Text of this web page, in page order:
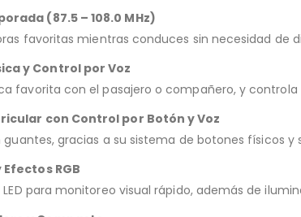
(87.5 – 108.0 MHz)
favoritas mientras conduces sin necesidad de
y Control por Voz
favorita con el pasajero o compañero, y controla
con Control por Botón y Voz
guantes, gracias a su sistema de botones físicos
Efectos RGB
para monitoreo visual rápido, además de